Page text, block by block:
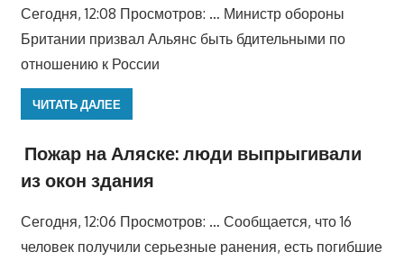
Сегодня, 12:08 Просмотров: … Министр обороны
Британии призвал Альянс быть бдительными по
отношению к России
ЧИТАТЬ ДАЛЕЕ
Пожар на Аляске: люди выпрыгивали
из окон здания
Сегодня, 12:06 Просмотров: … Сообщается, что 16
человек получили серьезные ранения, есть погибшие